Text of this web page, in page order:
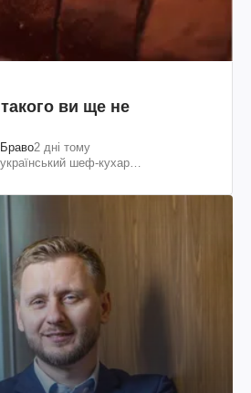
ви ще не
2 дні тому
шеф-кухар